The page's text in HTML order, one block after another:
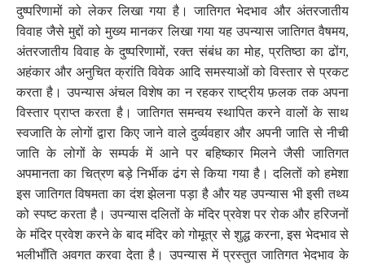
दुष्परिणामों को लेकर लिखा गया है। जातिगत भेदभाव और अंतरजातीय
विवाह जैसे मुद्दों को मुख्य मानकर लिखा गया यह उपन्यास जातिगत वैषमय,
अंतरजातीय विवाह के दुष्परिणामों,रक्त संबंध का मोह,प्रतिष्ठा का ढोंग,
अहंकार और अनुचित क्रांति विवेक आदि समस्याओं को विस्तार से प्रकट
करता है। उपन्यास अंचल विशेष का न रहकर राष्ट्रीय फ़लक तक अपना
विस्तार प्राप्त करता है। जातिगत समन्वय स्थापित करने वालों के साथ
स्वजाति के लोगों द्वारा किए जाने वाले दुर्व्यवहार और अपनी जाति से नीची
जाति के लोगों के सम्पर्क में आने पर बहिष्कार मिलने जैसी जातिगत
अपमानता का चित्रण बड़े निर्भीक ढंग से किया गया है। दलितों को हमेशा
इस जातिगत विषमता का दंश झेलना पड़ा है और यह उपन्यास भी इसी तथ्य
को स्पष्ट करता है। उपन्यास दलितों के मंदिर प्रवेश पर रोक और हरिजनों
के मंदिर प्रवेश करने के बाद मंदिर को गोमूत्र से शुद्ध करना,इस भेदभाव से
भलीभाँति अवगत करवा देता है। उपन्यास में प्रस्तुत जातिगत भेदभाव के